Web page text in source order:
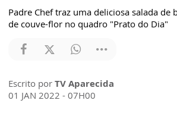
Padre Chef traz uma deliciosa salada de
de couve-flor no quadro "Prato do Dia"
Escrito por TV Aparecida
01 JAN 2022 - 07H00